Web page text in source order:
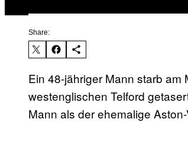
Share:
Ein 48-jähriger Mann starb
westenglischen Telford
Mann als der ehemalige